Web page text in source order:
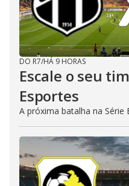
DO R7/HÁ 9 HORAS
Escale o seu
Esportes
A próxima batalha na Série